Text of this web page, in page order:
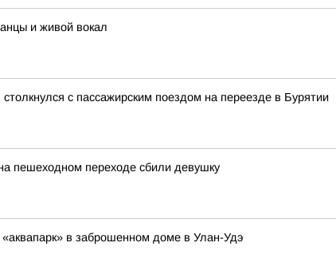
и живой вокал
с пассажирским поездом на переезде в Бурятии
пешеходном переходе сбили девушку
в заброшенном доме в Улан-Удэ